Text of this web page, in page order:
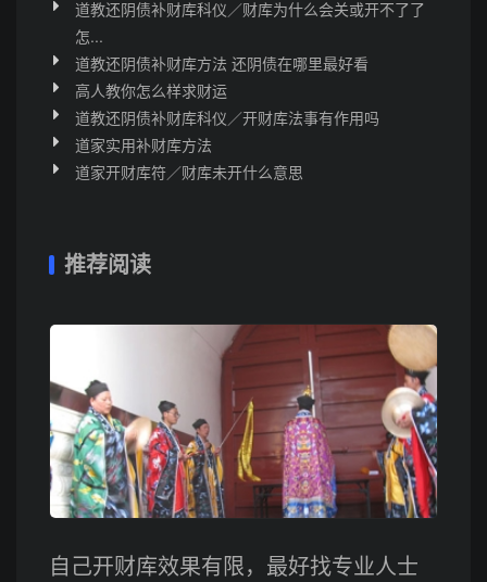
道教还阴债补财库科仪／财库为什么会关或开不了了
怎...
道教还阴债补财库方法 还阴债在哪里最好看
高人教你怎么样求财运
道教还阴债补财库科仪／开财库法事有作用吗
道家实用补财库方法
道家开财库符／财库未开什么意思
推荐阅读
自己开财库效果有限，最好找专业人士